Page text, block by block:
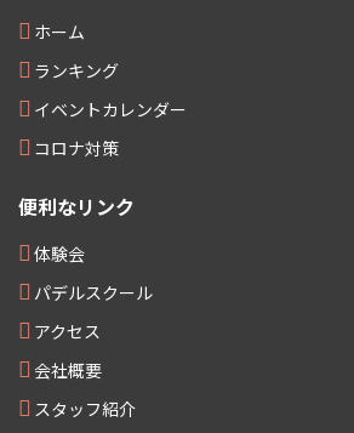
ホーム
ランキング
イベントカレンダー
コロナ対策
便利なリンク
体験会
パデルスクール
アクセス
会社概要
スタッフ紹介